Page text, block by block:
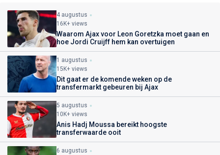
4 augustus
16K+ views
Waarom Ajax voor Leon Goretzka moet gaan en
hoe Jordi Cruijff hem kan overtuigen
1 augustus
15K+ views
Dit gaat er de komende weken op de
transfermarkt gebeuren bij Ajax
5 augustus
10K+ views
Anis Hadj Moussa bereikt hoogste
transferwaarde ooit
6 augustus